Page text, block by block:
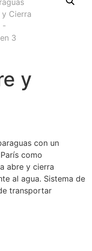
y
con un
como
abre y cierra
al agua. Sistema de
transportar